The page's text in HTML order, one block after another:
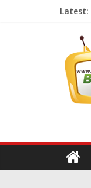
Latest: